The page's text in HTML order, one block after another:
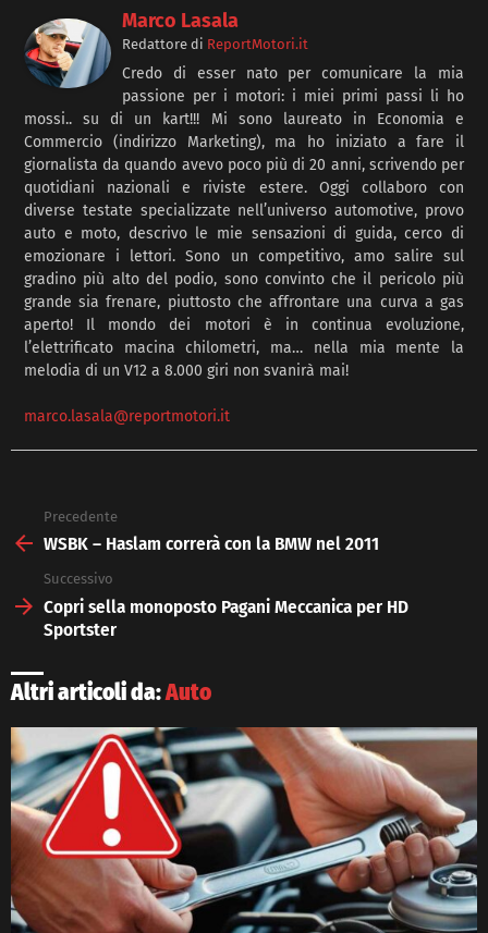
Marco Lasala
Redattore di ReportMotori.it
Credo di esser nato per comunicare la mia
passione per i motori: i miei primi passi li ho
mossi.. su di un kart!!! Mi sono laureato in Economia e
Commercio (indirizzo Marketing), ma ho iniziato a fare il
giornalista da quando avevo poco più di 20 anni, scrivendo per
quotidiani nazionali e riviste estere. Oggi collaboro con
diverse testate specializzate nell’universo automotive, provo
auto e moto, descrivo le mie sensazioni di guida, cerco di
emozionare i lettori. Sono un competitivo, amo salire sul
gradino più alto del podio, sono convinto che il pericolo più
grande sia frenare, piuttosto che affrontare una curva a gas
aperto! Il mondo dei motori è in continua evoluzione,
l’elettrificato macina chilometri, ma… nella mia mente la
melodia di un V12 a 8.000 giri non svanirà mai!
marco.lasala@reportmotori.it
more
Precedente
WSBK – Haslam correrà con la BMW nel 2011
Successivo
Copri sella monoposto Pagani Meccanica per HD
Sportster
Altri articoli da:Auto